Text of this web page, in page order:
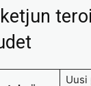
Uusi